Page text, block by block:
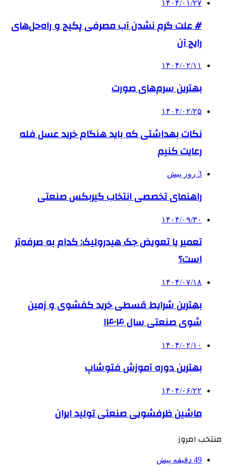
۱۴۰۴/۰۱/۲۷
# علت گرم نشدن آب مصرفی پکیج و راه‌حل‌های
رایج آن
۱۴۰۴/۰۲/۱۱
بهترین سرم‌های صورت
۱۴۰۴/۰۲/۲۵
نکات بهداشتی که باید هنگام خرید عسل فله
رعایت کنیم
3 روز پیش
راهنمای تخصصی انتخاب گیربکس صنعتی
۱۴۰۴/۰۹/۳۰
تعمیر یا تعویض جک هیدرولیک: کدام به صرفه‌تر
است؟
۱۴۰۴/۰۷/۱۸
بهترین شرایط قسطی خرید کفشوی و زمین
شوی صنعتی سال ۱۴۰۴
۱۴۰۴/۰۲/۱۰
بهترین دوره آموزش فتوشاپ
۱۴۰۴/۰۶/۲۲
ماشین ظرفشویی صنعتی تولید ایران
منتخب امروز
49 دقیقه پیش